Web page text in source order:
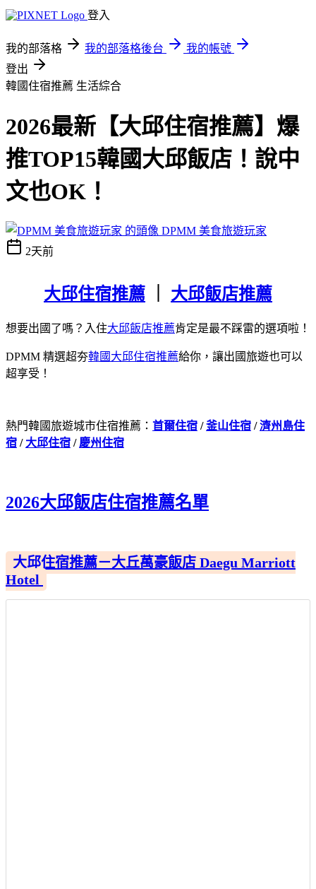
登入
我的部落格 我的部落格後台
我的帳號
登出
韓國住宿推薦 生活綜合
2026最新【大邱住宿推薦】爆
推TOP15韓國大邱飯店！說中
文也OK！
DPMM 美食旅遊玩家
2天前
大邱住宿推薦 大邱飯店推薦
想要出國了嗎？入住大邱飯店推薦肯定是最不踩雷的選項啦！
DPMM 精選超夯韓國大邱住宿推薦給你，讓出國旅遊也可以
超享受！
熱門韓國旅遊城市住宿推薦： 首爾住宿 /釜山住宿 /濟州島住
宿 / 大邱住宿 / 慶州住宿
2026大邱飯店住宿推薦名單
大邱住宿推薦－大丘萬豪飯店 Daegu Marriott
Hotel